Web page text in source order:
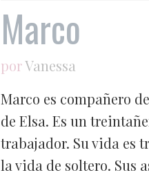
Marco
porVanessa
Marco es compañero
de Elsa. Es un
trabajador. Su vida es
la vida de soltero. Sus